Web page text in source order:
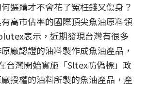
選購才不會花了冤枉錢又傷身？
高市佔率的國際頂尖魚油原料領
表示，近期發現台灣有很多
廠認證的油料製作成魚油產品，
台灣開始實施「Sltex防偽標」政
授權的油料所製的魚油產品，產